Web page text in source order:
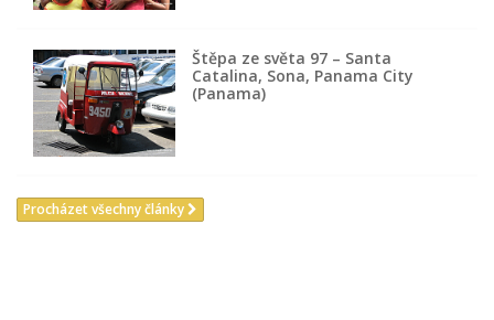
Štěpa ze světa 97 – Santa
Catalina, Sona, Panama City
(Panama)
Procházet všechny články